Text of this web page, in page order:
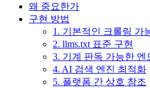
왜 중요한가
구현 방법
1. 기본적인 크롤링 가
2. llms.txt 표준 구현
3. 기계 판독 가능한 엔
4. AI 검색 엔진 최적화
5. 플랫폼 간 상호 참조